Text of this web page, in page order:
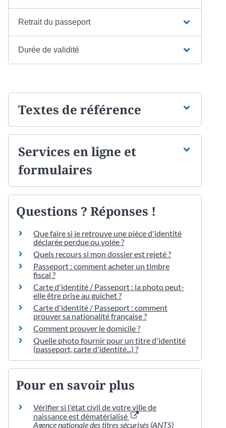
Retrait du passeport
Durée de validité
Textes de référence
Services en ligne et
formulaires
Questions ? Réponses !
Que faire si je retrouve une pièce d'identité
déclarée perdue ou volée ?
Quels recours si mon dossier est rejeté ?
Passeport : comment acheter un timbre
fiscal ?
Carte d'identité / Passeport : la photo peut-
elle être prise au guichet ?
Carte d'identité / Passeport : comment
prouver sa nationalité française ?
Comment prouver le domicile ?
Quelle photo fournir pour un titre d'identité
(passeport, carte d'identité...) ?
Pour en savoir plus
Vérifier si l'état civil de votre ville de
naissance est dématérialisé
Agence nationale des titres sécurisés (ANTS)